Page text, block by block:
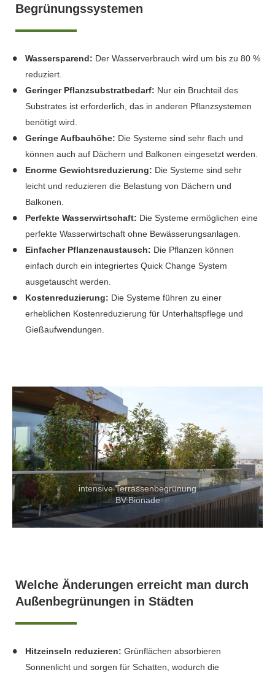
Begrünungssystemen
Wassersparend: Der Wasserverbrauch wird um bis zu 80 %
reduziert.
Geringer Pflanzsubstratbedarf: Nur ein Bruchteil des
Substrates ist erforderlich, das in anderen Pflanzsystemen
benötigt wird.
Geringe Aufbauhöhe: Die Systeme sind sehr flach und
können auch auf Dächern und Balkonen eingesetzt werden.
Enorme Gewichtsreduzierung: Die Systeme sind sehr
leicht und reduzieren die Belastung von Dächern und
Balkonen.
Perfekte Wasserwirtschaft: Die Systeme ermöglichen eine
perfekte Wasserwirtschaft ohne Bewässerungsanlagen.
Einfacher Pflanzenaustausch: Die Pflanzen können
einfach durch ein integriertes Quick Change System
ausgetauscht werden.
Kostenreduzierung: Die Systeme führen zu einer
erheblichen Kostenreduzierung für Unterhaltspflege und
Gießaufwendungen.
intensive Terrassenbegrünung
BV:Bionade
Welche Änderungen erreicht man durch
Außenbegrünungen in Städten
Hitzeinseln reduzieren: Grünflächen absorbieren
Sonnenlicht und sorgen für Schatten, wodurch die